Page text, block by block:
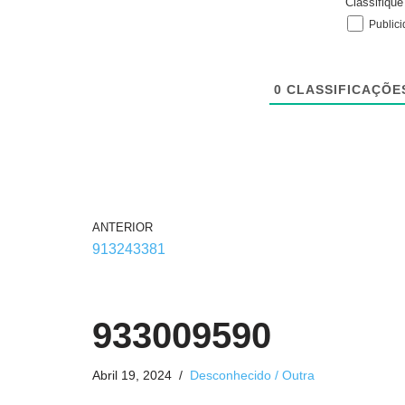
0
ANTERIOR
913243381
933009590
Abril 19, 2024 Desconhecido / Outra